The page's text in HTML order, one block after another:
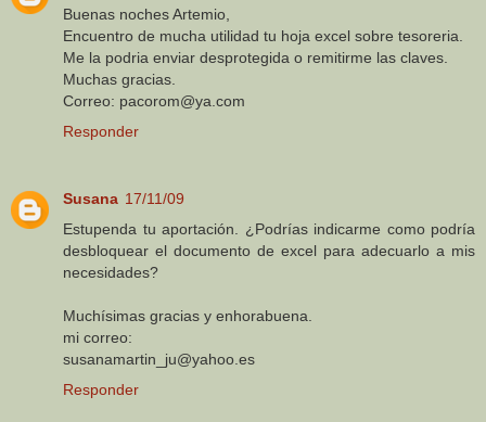
Buenas noches Artemio,
Encuentro de mucha utilidad tu hoja excel sobre tesoreria.
Me la podria enviar desprotegida o remitirme las claves.
Muchas gracias.
Correo: pacorom@ya.com
Responder
Susana 17/11/09
Estupenda tu aportación. ¿Podrías indicarme como podría
desbloquear el documento de excel para adecuarlo a mis
necesidades?
Muchísimas gracias y enhorabuena.
mi correo:
susanamartin_ju@yahoo.es
Responder